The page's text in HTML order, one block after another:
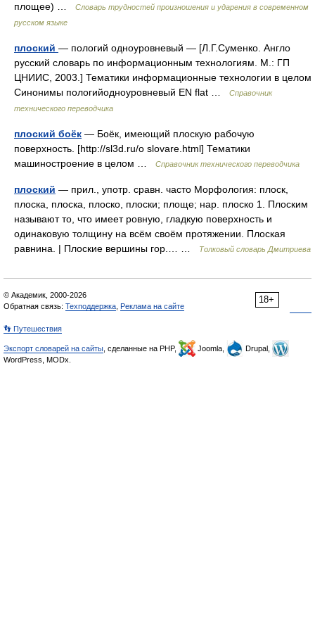
площее) …
Словарь трудностей произношения и ударения в современном
русском языке
плоский — пологий одноуровневый — [Л.Г.Суменко. Англо
русский словарь по информационным технологиям. М.: ГП
ЦНИИС, 2003.] Тематики информационные технологии в целом
Синонимы пологийодноуровневый EN flat …
Справочник
технического переводчика
плоский боёк — Боёк, имеющий плоскую рабочую
поверхность. [http://sl3d.ru/o slovare.html] Тематики
машиностроение в целом …
Справочник технического переводчика
плоский — прил., употр. сравн. часто Морфология: плоск,
плоска, плоска, плоско, плоски; площе; нар. плоско 1. Плоским
называют то, что имеет ровную, гладкую поверхность и
одинаковую толщину на всём своём протяжении. Плоская
равнина. | Плоские вершины гор.… …
Толковый словарь Дмитриева
18+
© Академик, 2000-2026
Обратная связь: Техподдержка Реклама на сайте
👣 Путешествия
Экспорт словарей на сайты , сделанные на PHP, Joomla,
Drupal,
WordPress, MODx.